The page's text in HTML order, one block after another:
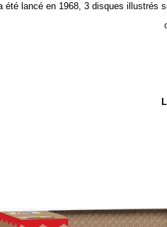
été lancé en 1968, 3 disques illustrés